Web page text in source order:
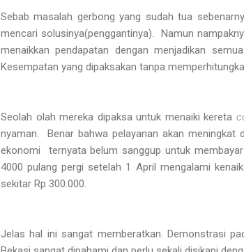
Sebab masalah gerbong yang sudah tua
mencari solusinya(penggantinya). Namun
menaikkan pendapatan dengan menjadikan
Kesempatan yang dipaksakan tanpa
Seolah olah mereka dipaksa untuk menaiki kereta
nyaman. Benar bahwa pelayanan akan meningkat
ekonomi ternyata belum sanggup untuk
4000 pulang pergi setelah 1 April mengalami
sekitar Rp 300.000.
Jelas hal ini sangat memberatkan. Demonstrasi